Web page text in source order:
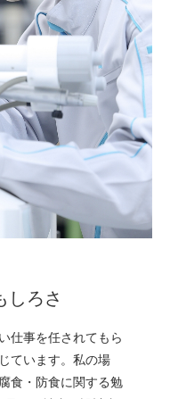
しろさ
仕事を任されてもら
ています。私の場
食・防食に関する勉